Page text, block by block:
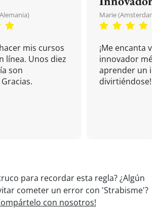
mis cursos
línea. Unos diez
son
Marie (Amsterdam,
¡Me encanta
innovador
aprender un
divirtiéndose!
para recordar esta regla? ¿Algún
cometer un error con 'Strabisme'?
con nosotros!